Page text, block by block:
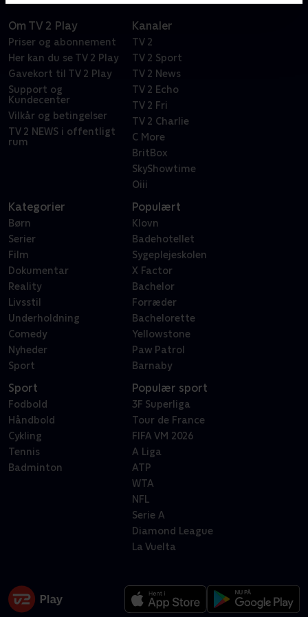
Om TV 2 Play
Priser og abonnement
Her kan du se TV 2 Play
Gavekort til TV 2 Play
Support og
Kundecenter
Vilkår og betingelser
TV 2 NEWS i offentligt
rum
Kanaler
TV 2
TV 2 Sport
TV 2 News
TV 2 Echo
TV 2 Fri
TV 2 Charlie
C More
BritBox
SkyShowtime
Oiii
Kategorier
Børn
Serier
Film
Dokumentar
Reality
Livsstil
Underholdning
Comedy
Nyheder
Sport
Populært
Klovn
Badehotellet
Sygeplejeskolen
X Factor
Bachelor
Forræder
Bachelorette
Yellowstone
Paw Patrol
Barnaby
Sport
Fodbold
Håndbold
Cykling
Tennis
Badminton
Populær sport
3F Superliga
Tour de France
FIFA VM 2026
A Liga
ATP
WTA
NFL
Serie A
Diamond League
La Vuelta